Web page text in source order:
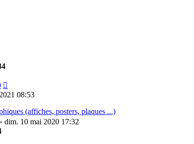
08:53
(affiches, posters, plaques ...)
dim. 10 mai 2020 17:32